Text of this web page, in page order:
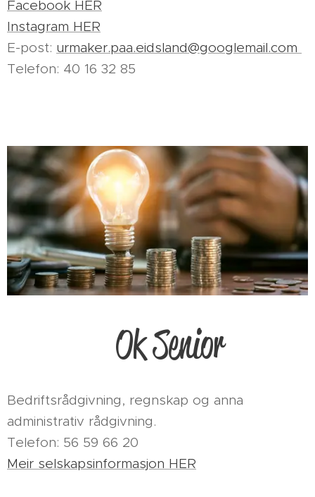
Facebook HER
Instagram HER
E-post: urmaker.paa.eidsland@googlemail.com
Telefon: 40 16 32 85
Ok Senior
Bedriftsrådgivning, regnskap og anna
administrativ rådgivning.
Telefon: 56 59 66 20
Meir selskapsinformasjon HER